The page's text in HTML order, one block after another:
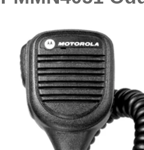
Fotografie